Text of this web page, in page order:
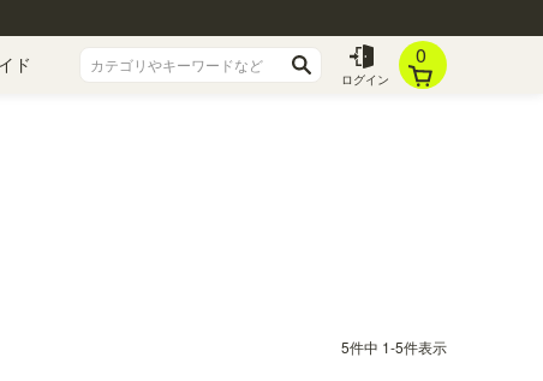
ド
ログイン
0
5件中 1-5件表示